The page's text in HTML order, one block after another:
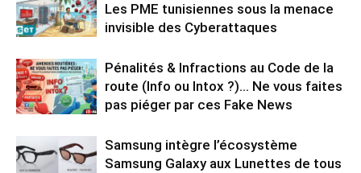
Les PME tunisiennes sous la menace
invisible des Cyberattaques
Pénalités & Infractions au Code de la
route (Info ou Intox ?)… Ne vous faites
pas piéger par ces Fake News
Samsung intègre l’écosystème
Samsung Galaxy aux Lunettes de tous